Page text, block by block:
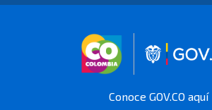
Logo marca
Conoce GOV.CO aquí